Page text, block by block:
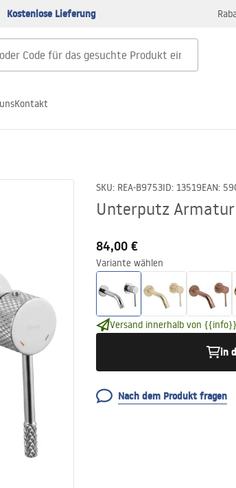
Kostenlose Lieferung
Kontakt
SKU: REA-B9753ID: 13519EAN:
Unterputz Armatur
84,00 €
Variante wählen
Versand innerhalb von
in
Nach dem Produkt fragen